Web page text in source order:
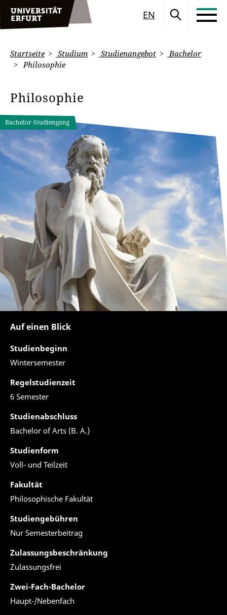
EN
Startseite Studium Studienangebot
Bachelor
Philosophie
Philosophie
Bachelor-Studiengang
Auf einen Blick
Studienbeginn
Wintersemester
Regelstudienzeit
6 Semester
Studienabschluss
Bachelor of Arts (B. A.)
Studienform
Voll- und Teilzeit
Fakultät
Philosophische Fakultät
Studiengebühren
Nur Semesterbeitrag
Zulassungsbeschränkung
Zulassungsfrei
Zwei-Fach-Bachelor
Haupt-/Nebenfach